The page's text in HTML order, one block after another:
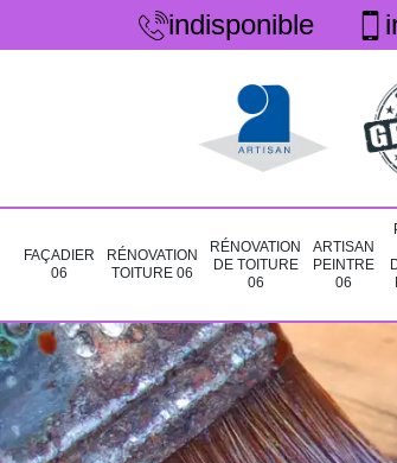
indisponible
FAÇADIER
06
RÉNOVATION
TOITURE 06
RÉNOVATION
DE TOITURE
06
ARTISAN
PEINTRE
06